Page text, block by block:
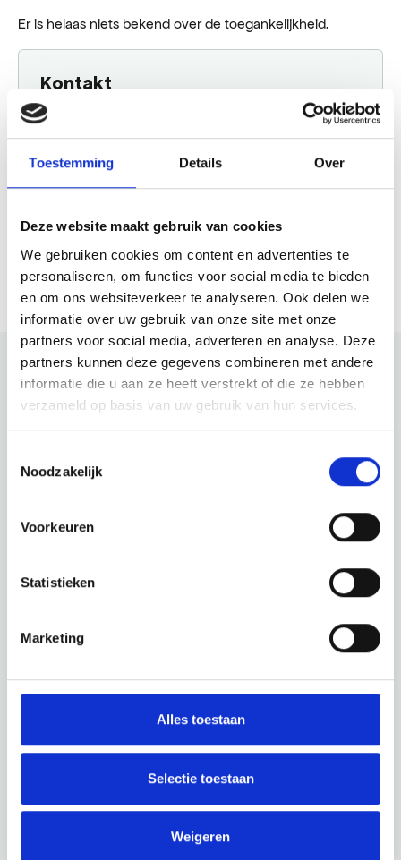
Toestemming Details Over
Deze website maakt gebruik van cookies
We gebruiken cookies om content en advertenties te
personaliseren, om functies voor social media te bieden
en om ons websiteverkeer te analyseren. Ook delen we
informatie over uw gebruik van onze site met onze
partners voor social media, adverteren en analyse. Deze
partners kunnen deze gegevens combineren met andere
informatie die u aan ze heeft verstrekt of die ze hebben
verzameld op basis van uw gebruik van hun services.
Noodzakelijk
Voorkeuren
Statistieken
Marketing
Alles toestaan
Selectie toestaan
Weigeren
Er is helaas niets bekend over de toegankelijkheid.
Kontakt
Museumkamer blooming
Duinweg 5
1861 GL Bergen
Schau auch mal
Websites an, um zu sehen, was diese wunderschöne